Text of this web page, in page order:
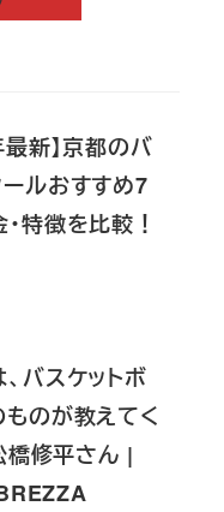
最新】京都のバ
ルおすすめ7
特徴を比較！
バスケットボ
のが教えてく
修平さん |